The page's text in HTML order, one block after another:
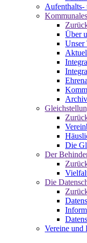
Aufenthalts-
Über
Unser
Archiv
Die
Der
Die
Vereine und